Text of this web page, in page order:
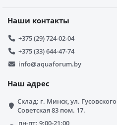
Наши контакты
+375 (29) 724-02-04
+375 (33) 644-47-74
info@aquaforum.by
Наш адрес
Склад: г. Минск, ул.
Советская 83 пом. 17.
пн-пт: 9:00-21:00